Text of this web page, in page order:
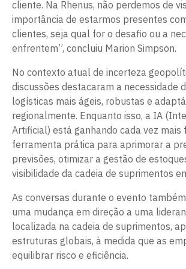
cliente. Na Rhenus, não perdemos de
importância de estarmos presentes
clientes, seja qual for o desafio ou a
enfrentem”, concluiu Marion Simpson.
No contexto atual de incerteza
discussões destacaram a necessidade
logísticas mais ágeis, robustas e
regionalmente. Enquanto isso, a IA
Artificial) está ganhando cada vez mais
ferramenta prática para aprimorar a
previsões, otimizar a gestão de
visibilidade da cadeia de suprimentos
As conversas durante o evento
uma mudança em direção a uma
localizada na cadeia de suprimentos,
estruturas globais, à medida que as
equilibrar risco e eficiência.